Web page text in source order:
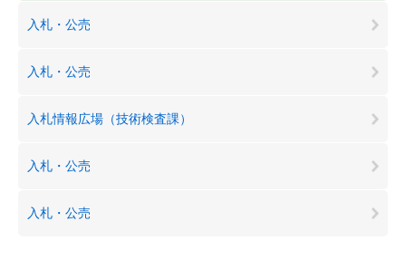
入札・公売
入札・公売
入札情報広場（技術検査課）
入札・公売
入札・公売